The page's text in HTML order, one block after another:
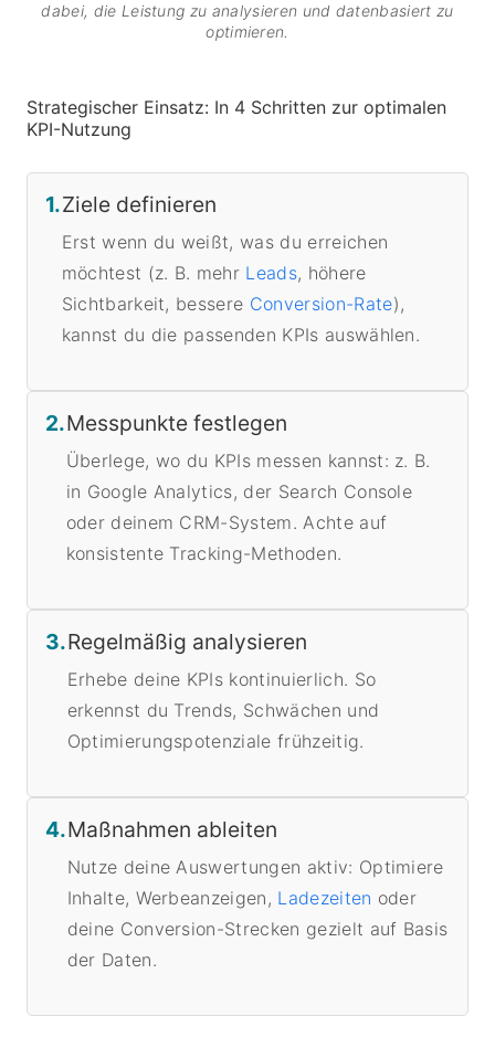
dabei, die Leistung zu analysieren und datenbasiert zu
optimieren.
Strategischer Einsatz: In 4 Schritten zur optimalen
KPI-Nutzung
1.Ziele definieren
Erst wenn du weißt, was du erreichen
möchtest (z. B. mehr Leads, höhere
Sichtbarkeit, bessere Conversion-Rate),
kannst du die passenden KPIs auswählen.
2.Messpunkte festlegen
Überlege, wo du KPIs messen kannst: z. B.
in Google Analytics, der Search Console
oder deinem CRM-System. Achte auf
konsistente Tracking-Methoden.
3.Regelmäßig analysieren
Erhebe deine KPIs kontinuierlich. So
erkennst du Trends, Schwächen und
Optimierungspotenziale frühzeitig.
4.Maßnahmen ableiten
Nutze deine Auswertungen aktiv: Optimiere
Inhalte, Werbeanzeigen, Ladezeiten oder
deine Conversion-Strecken gezielt auf Basis
der Daten.